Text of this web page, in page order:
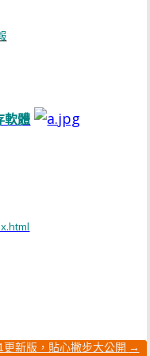
軟體
新版，貼心撇步大公開 →